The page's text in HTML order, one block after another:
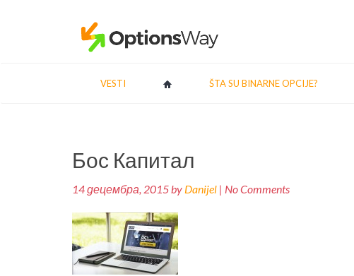
VESTI ŠTA SU BINARNE OPCIJE?
Бос Капитал
14 децембра, 2015 by Danijel | No Comments
Кретање
чланка